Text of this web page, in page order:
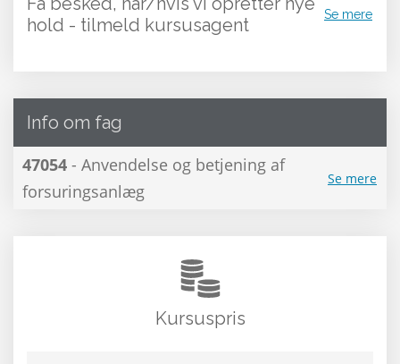
hold - tilmeld kursusagent
Se mere
Info om fag
47054 - Anvendelse og betjening af
forsuringsanlæg
Se mere
Kursuspris